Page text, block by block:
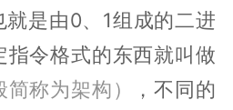
是由0、1组成的二进
指令格式的东西就叫做
简称为架构）
，不同的